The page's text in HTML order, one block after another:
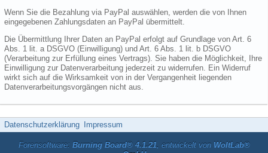
Wenn Sie die Bezahlung via PayPal auswählen, werden die von Ihnen
eingegebenen Zahlungsdaten an PayPal übermittelt.
Die Übermittlung Ihrer Daten an PayPal erfolgt auf Grundlage von Art. 6
Abs. 1 lit. a DSGVO (Einwilligung) und Art. 6 Abs. 1 lit. b DSGVO
(Verarbeitung zur Erfüllung eines Vertrags). Sie haben die Möglichkeit, Ihre
Einwilligung zur Datenverarbeitung jederzeit zu widerrufen. Ein Widerruf
wirkt sich auf die Wirksamkeit von in der Vergangenheit liegenden
Datenverarbeitungsvorgängen nicht aus.
Datenschutzerklärung Impressum
Forensoftware: Burning Board® 4.1.21, entwickelt von WoltLab®